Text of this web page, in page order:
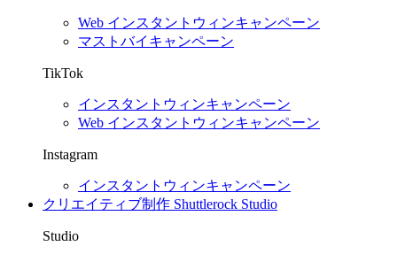
Web インスタントウィンキャンペーン
マストバイキャンペーン
TikTok
インスタントウィンキャンペーン
Web インスタントウィンキャンペーン
Instagram
インスタントウィンキャンペーン
クリエイティブ制作 Shuttlerock Studio
Studio